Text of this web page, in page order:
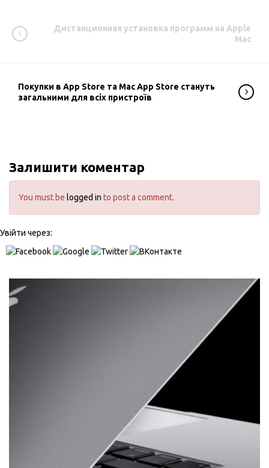
Дистанционная установка программ на Apple
Mac
Покупки в App Store та Mac App Store стануть
загальними для всіх пристроїв
Залишити коментар
You must be logged in to post a comment.
Увійти через: